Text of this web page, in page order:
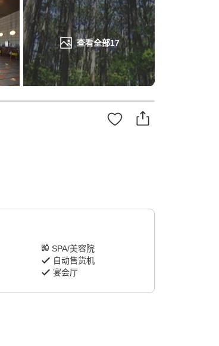
查看全部17
SPA/美容院
自动售货机
宴会厅